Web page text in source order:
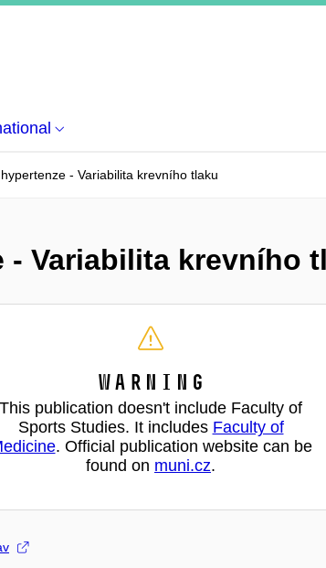
- Variabilita krevního tlaku
Variabilita krevního
Warning
This publication doesn't include Faculty of
Sports Studies. It includes Faculty of
. Official publication website can be
found on muni.cz.